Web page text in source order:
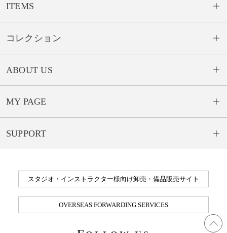
ITEMS
コレクション
ABOUT US
MY PAGE
SUPPORT
スタジオ・インストラクター様向け卸売・備品販売サイト
OVERSEAS FORWARDING SERVICES